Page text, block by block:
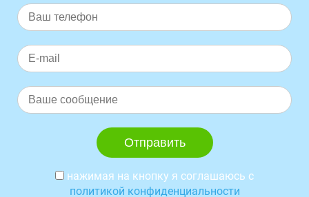
нажимая на кнопку я соглашаюсь с
политикой конфиденциальности